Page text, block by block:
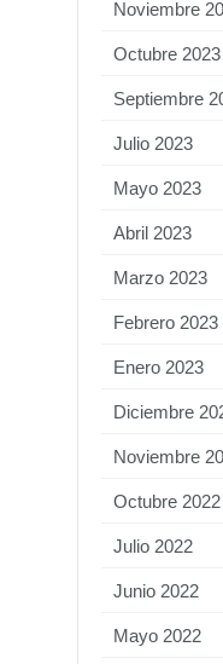
Noviembre
Octubre 2023
Septiembre
Julio 2023
Mayo 2023
Abril 2023
Marzo 2023
Febrero 2023
Enero 2023
Diciembre
Noviembre
Octubre 2022
Julio 2022
Junio 2022
Mayo 2022